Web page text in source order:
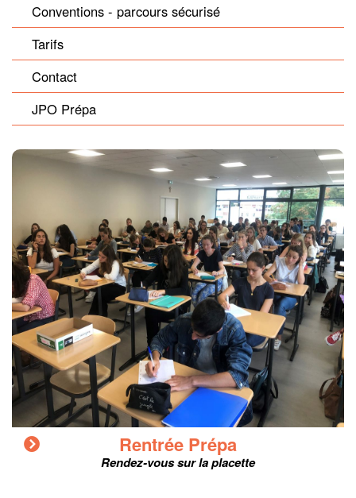
Conventions - parcours sécurisé
Tarifs
Contact
JPO Prépa
Rentrée Prépa
Rendez-vous sur la placette